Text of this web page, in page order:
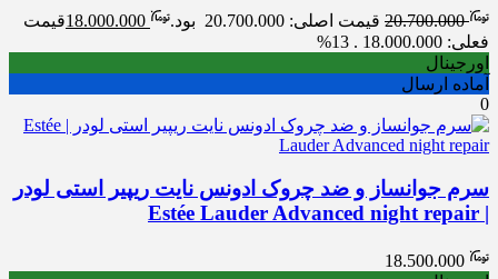
20.700.000 قیمت اصلی: 20.700.000 بود. 18.000.000قیمت
فعلی: 18.000.000 .
13%
اورجینال
آماده ارسال
0
سرم جوانساز و ضد چروک ادونس نایت ریپیر استی لودر
| Estée Lauder Advanced night repair
18.500.000